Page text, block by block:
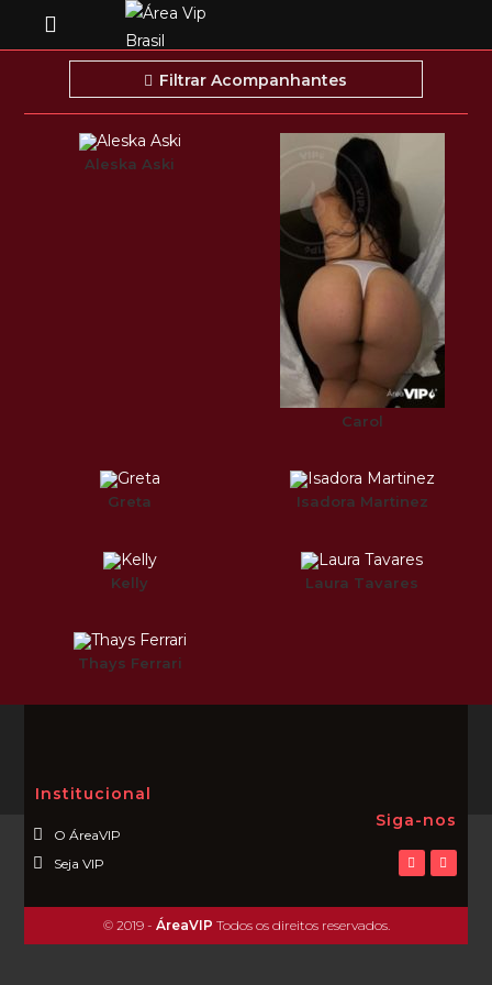
Filtrar Acompanhantes
Aleska Aski
Carol
Greta Isadora Martinez
Kelly Laura Tavares
Thays Ferrari
Institucional
O ÁreaVIP
Seja VIP
Siga-nos
© 2019 - ÁreaVIP Todos os direitos reservados.